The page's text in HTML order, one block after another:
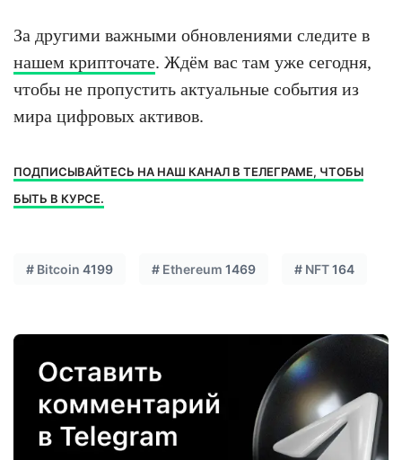
За другими важными обновлениями следите в
нашем крипточате. Ждём вас там уже сегодня,
чтобы не пропустить актуальные события из
мира цифровых активов.
ПОДПИСЫВАЙТЕСЬ НА НАШ КАНАЛ В ТЕЛЕГРАМЕ, ЧТОБЫ
БЫТЬ В КУРСЕ.
# Bitcoin 4199 # Ethereum 1469 # NFT164